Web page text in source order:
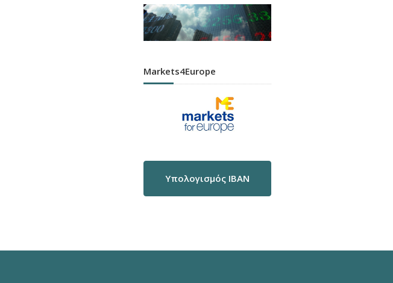
Markets4Europe
Υπολογισμός IBAN